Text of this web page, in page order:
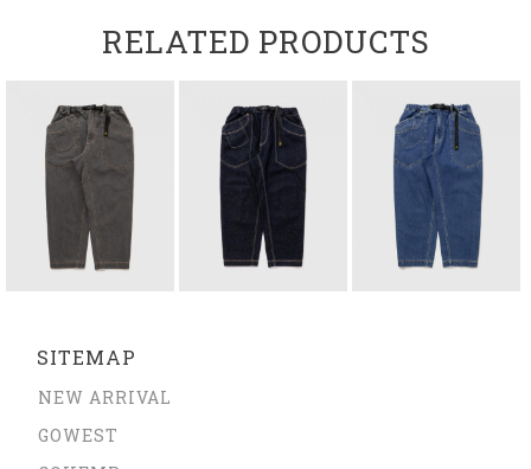
RELATED PRODUCTS
SITEMAP
NEW ARRIVAL
GOWEST